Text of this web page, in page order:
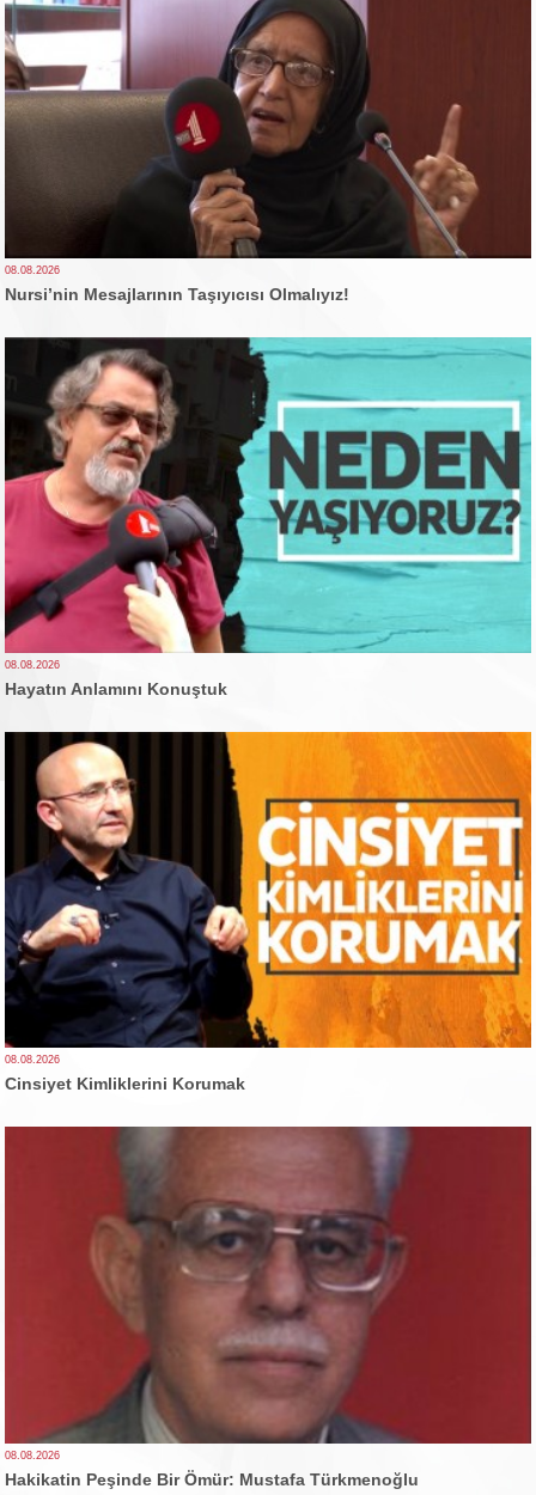
08.08.2026
Nursi’nin Mesajlarının Taşıyıcısı Olmalıyız!
08.08.2026
Hayatın Anlamını Konuştuk
08.08.2026
Cinsiyet Kimliklerini Korumak
08.08.2026
Hakikatin Peşinde Bir Ömür: Mustafa Türkmenoğlu